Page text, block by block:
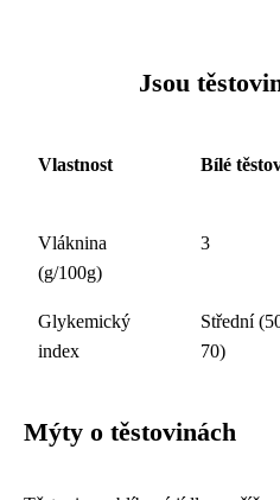
Jsou
Vlastnost Bílé
Vláknina
(g/100g)
3
Glykemický
index
Střední
70)
Mýty o těstovinách